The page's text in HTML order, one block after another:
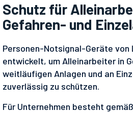
Schutz für
Gefahren- und
Personen-Notsignal-Geräte
entwickelt, um Alleinarbeiter in
weitläufigen Anlagen und an
zuverlässig zu schützen.
Für Unternehmen besteht